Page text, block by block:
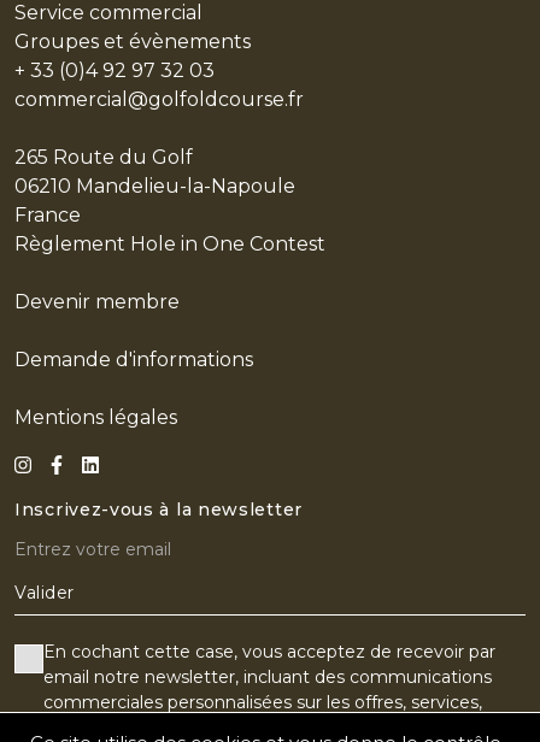
LE CENTRE DE PERFORMANCE
RESTAURANT & BAR
PARTENAIRES
LES ACTUS
EN
Service commercial
Groupes et évènements
+ 33 (0)4 92 97 32 03
commercial@golfoldcourse.fr
265 Route du Golf
06210 Mandelieu-la-Napoule
France
Règlement Hole in One Contest
Devenir membre
Demande d'informations
Mentions légales
Inscrivez-vous à la newsletter
Valider
En cochant cette case, vous acceptez de recevoir par
email notre newsletter, incluant des communications
commerciales personnalisées sur les offres, services,